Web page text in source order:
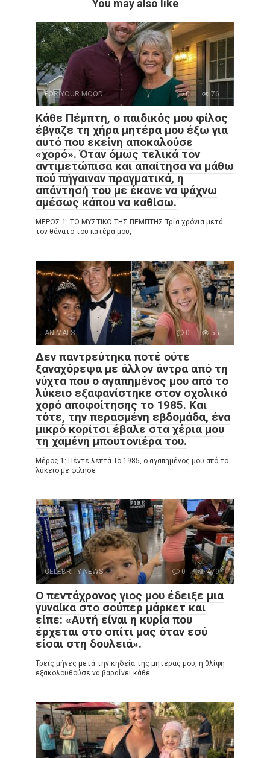
You may also like
FOR YOUR MOOD 0 76
Κάθε Πέμπτη, ο παιδικός μου φίλος
έβγαζε τη χήρα μητέρα μου έξω για
αυτό που εκείνη αποκαλούσε
«χορό». Όταν όμως τελικά τον
αντιμετώπισα και απαίτησα να μάθω
πού πήγαιναν πραγματικά, η
απάντησή του με έκανε να ψάχνω
αμέσως κάπου να καθίσω.
ΜΕΡΟΣ 1: ΤΟ ΜΥΣΤΙΚΟ ΤΗΣ ΠΕΜΠΤΗΣ Τρία χρόνια μετά
τον θάνατο του πατέρα μου,
ANIMALS 0 55
Δεν παντρεύτηκα ποτέ ούτε
ξαναχόρεψα με άλλον άντρα από τη
νύχτα που ο αγαπημένος μου από το
λύκειο εξαφανίστηκε στον σχολικό
χορό αποφοίτησης το 1985. Και
τότε, την περασμένη εβδομάδα, ένα
μικρό κορίτσι έβαλε στα χέρια μου
τη χαμένη μπουτονιέρα του.
Μέρος 1: Πέντε λεπτά Το 1985, ο αγαπημένος μου από το
λύκειο με φίλησε
CELEBRITY NEWS 0 479
Ο πεντάχρονος γιος μου έδειξε μια
γυναίκα στο σούπερ μάρκετ και
είπε: «Αυτή είναι η κυρία που
έρχεται στο σπίτι μας όταν εσύ
είσαι στη δουλειά».
Τρεις μήνες μετά την κηδεία της μητέρας μου, η θλίψη
εξακολουθούσε να βαραίνει κάθε